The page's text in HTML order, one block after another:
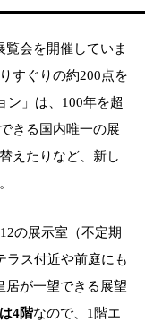
会を開催していま
すぐりの約200点を
ン」は、100年を超
きる国内唯一の展
えたりなど、新し
の展示室（不定期
ラス付近や前庭にも
居が一望できる展望
4階なので、1階エ